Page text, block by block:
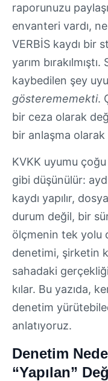
raporunuzu
envanteri vardı,
VERBİS kaydı bir
yarım
kaybedilen şey
gösterememekti.
bir ceza olarak
bir anlaşma olarak
KVKK uyumu
gibi düşünülür:
kaydı yapılır,
durum değil, bir
ölçmenin tek yolu
denetimi, şirketin
sahadaki
kılar. Bu yazıda,
denetim
anlatıyoruz.
Denetim
“Yapılan”